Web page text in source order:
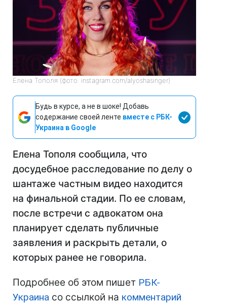
Елена Тополя (фото: instagram.com/alyoshasinger)
Будь в курсе, а не в шоке! Добавь
содержание своей ленте вместе с РБК-
Украина в Google
Елена Тополя сообщила, что
досудебное расследование по делу о
шантаже частным видео находится
на финальной стадии. По ее словам,
после встречи с адвокатом она
планирует сделать публичные
заявления и раскрыть детали, о
которых ранее не говорила.
Подробнее об этом пишет РБК-
Украина со ссылкой на комментарий